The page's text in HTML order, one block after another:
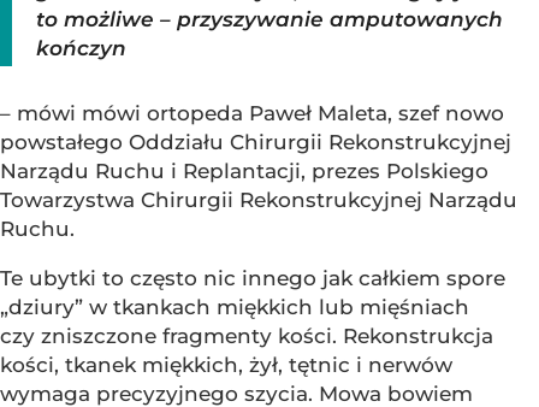
to możliwe – przyszywanie amputowanych
kończyn
– mówi mówi ortopeda Paweł Maleta, szef nowo
powstałego Oddziału Chirurgii Rekonstrukcyjnej
Narządu Ruchu i Replantacji, prezes Polskiego
Towarzystwa Chirurgii Rekonstrukcyjnej Narządu
Ruchu.
Te ubytki to często nic innego jak całkiem spore
„dziury” w tkankach miękkich lub mięśniach
czy zniszczone fragmenty kości. Rekonstrukcja
kości, tkanek miękkich, żył, tętnic i nerwów
wymaga precyzyjnego szycia. Mowa bowiem